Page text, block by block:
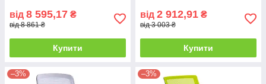
від 8 595,17 ₴
від 8 861 ₴
Купити
від 2 912,91 ₴
від 3 003 ₴
Купити
–3% –3%